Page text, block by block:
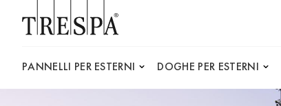
PANNELLI PER ESTERNI DOGHE PER ESTERNI